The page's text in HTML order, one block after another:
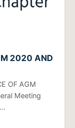
2020 AND
OF AGM
Meeting